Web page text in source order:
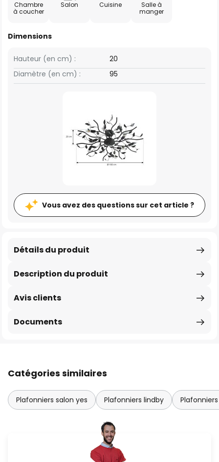
Chambre
à coucher
Salon Cuisine
Salle à
manger
Dimensions
Hauteur (en cm) :
20
Diamètre (en cm) :
95
Vous avez des questions sur cet article ?
Description du produit
Détails du produit
Avis clients
Documents
Catégories similaires
Plafonniers salon yes Plafonniers lindby